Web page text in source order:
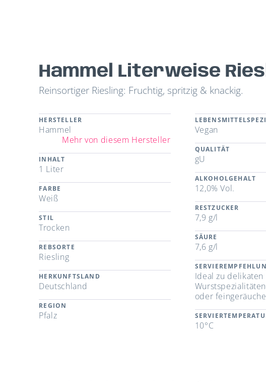
Hammel Literweise
Reinsortiger Riesling: Fruchtig, spritzig & knackig.
HERSTELLER
Hammel
Mehr von diesem Hersteller
INHALT
1 Liter
FARBE
Weiß
STIL
Trocken
REBSORTE
Riesling
HERKUNFTSLAND
Deutschland
REGION
Pfalz
Vegan
QUALITÄT
gU
ALKOHOLGEHALT
12,0% Vol.
RESTZUCKER
7,9 g/l
SÄURE
7,6 g/l
Ideal zu delikaten
oder
10°C